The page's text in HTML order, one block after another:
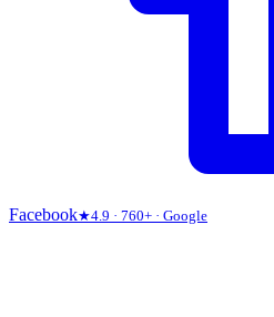
Facebook★4.9 · 760+ · Google